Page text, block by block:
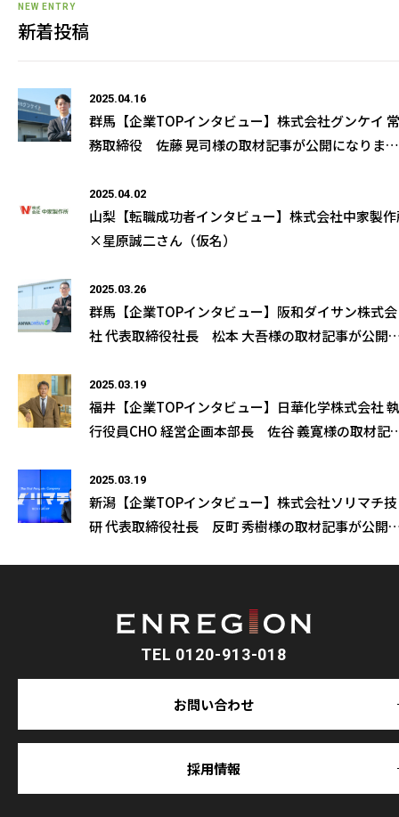
NEW ENTRY
新着投稿
2025.04.16
群馬【企業TOPインタビュー】株式会社グンケイ 常
務取締役 佐藤 晃司様の取材記事が公開になりまし
2025.04.02
山梨【転職成功者インタビュー】株式会社中家製
×星原誠二さん（仮名）
2025.03.26
群馬【企業TOPインタビュー】阪和ダイサン株式会
社 代表取締役社長 松本 大吾様の取材記事が公開
2025.03.19
福井【企業TOPインタビュー】日華化学株式会社 執
行役員CHO 経営企画本部長 佐谷 義寛様の取材記
2025.03.19
新潟【企業TOPインタビュー】株式会社ソリマチ技
研 代表取締役社長 反町 秀樹様の取材記事が公開
TEL 0120-913-018
お問い合わせ
採用情報